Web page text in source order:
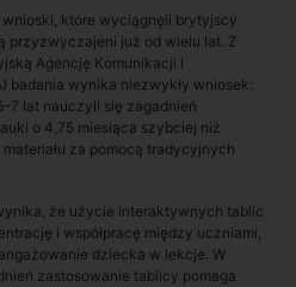
które wyciągnęli brytyjscy
przyzwyczajeni już od wielu lat. Z
Agencję Komunikacji i
badania wynika niezwykły wniosek:
lat nauczyli się zagadnień
o 4,75 miesiąca szybciej niż
za pomocą tradycyjnych
że użycie interaktywnych tablic
i współpracę między uczniami,
dziecka w lekcje. W
zastosowanie tablicy pomaga